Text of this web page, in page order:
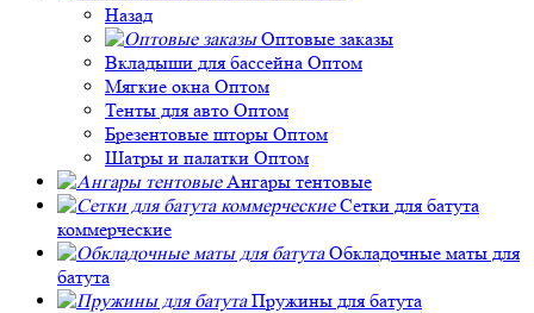
Назад
Оптовые заказы
Вкладыши для бассейна Оптом
Мягкие окна Оптом
Тенты для авто Оптом
Брезентовые шторы Оптом
Шатры и палатки Оптом
Ангары тентовые
Сетки для батута
коммерческие
Обкладочные маты для
батута
Пружины для батута